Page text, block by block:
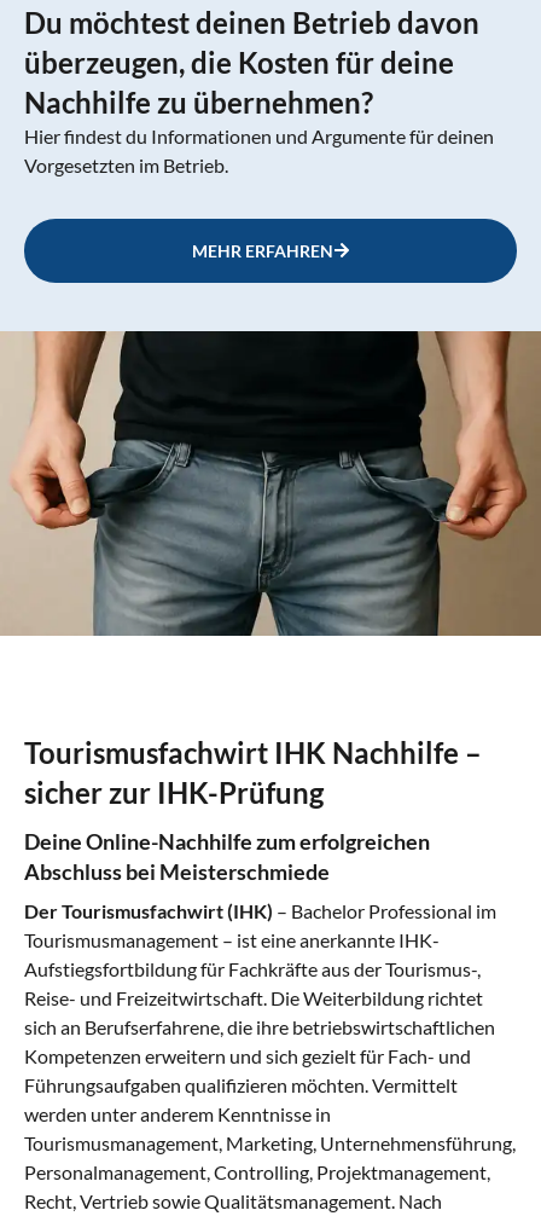
Du möchtest deinen Betrieb davon
überzeugen, die Kosten für deine
Nachhilfe zu übernehmen?
Hier findest du Informationen und Argumente für deinen
Vorgesetzten im Betrieb.
MEHR ERFAHREN
Tourismusfachwirt IHK Nachhilfe –
sicher zur IHK-Prüfung
Deine Online-Nachhilfe zum erfolgreichen
Abschluss bei Meisterschmiede
Der Tourismusfachwirt (IHK) – Bachelor Professional im
Tourismusmanagement – ist eine anerkannte IHK-
Aufstiegsfortbildung für Fachkräfte aus der Tourismus-,
Reise- und Freizeitwirtschaft. Die Weiterbildung richtet
sich an Berufserfahrene, die ihre betriebswirtschaftlichen
Kompetenzen erweitern und sich gezielt für Fach- und
Führungsaufgaben qualifizieren möchten. Vermittelt
werden unter anderem Kenntnisse in
Tourismusmanagement, Marketing, Unternehmensführung,
Personalmanagement, Controlling, Projektmanagement,
Recht, Vertrieb sowie Qualitätsmanagement. Nach